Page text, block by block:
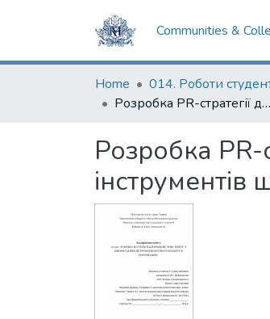
Communities &
Home 014. Роботи
Розробка PR-стратегії для компанії “Нова пошта” з використанням інструментів штучного інтелекту в комунікаціях
Розробка PR-
інструментів